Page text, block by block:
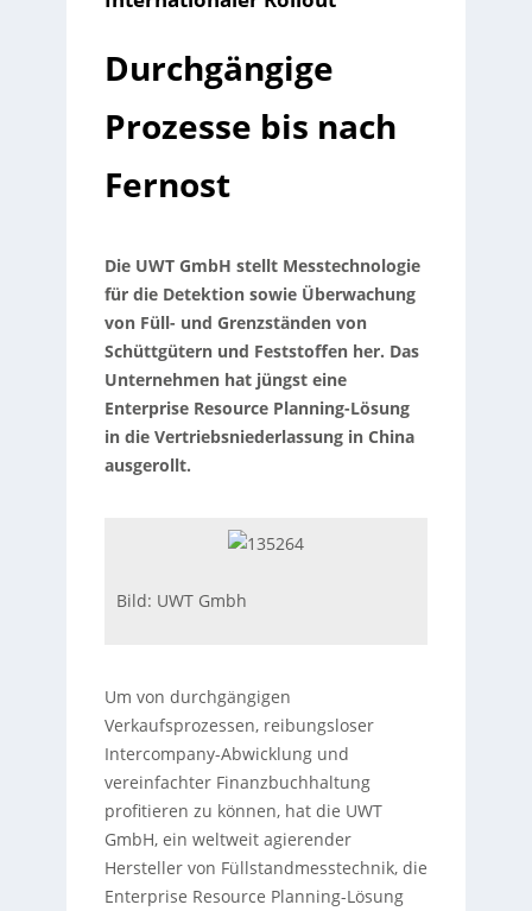
Durchgängige
Prozesse bis nach
Fernost
Die UWT GmbH stellt Messtechnologie
für die Detektion sowie Überwachung
von Füll- und Grenzständen von
Schüttgütern und Feststoffen her. Das
Unternehmen hat jüngst eine
Enterprise Resource Planning-Lösung
in die Vertriebsniederlassung in China
ausgerollt.
Bild: UWT Gmbh
Um von durchgängigen
Verkaufsprozessen, reibungsloser
Intercompany-Abwicklung und
vereinfachter Finanzbuchhaltung
profitieren zu können, hat die UWT
GmbH, ein weltweit agierender
Hersteller von Füllstandmesstechnik, die
Enterprise Resource Planning-Lösung